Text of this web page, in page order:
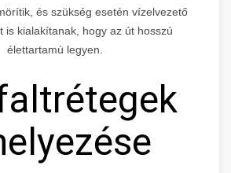
és szükség esetén vízelvezető
is kialakítanak, hogy az út hosszú
élettartamú legyen.